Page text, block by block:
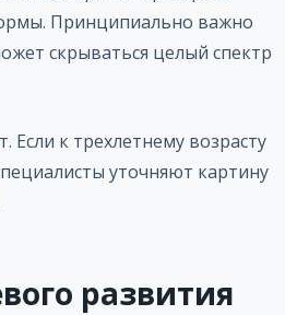
Принципиально важно
скрываться целый спектр
Если к трехлетнему возрасту
уточняют картину
развития